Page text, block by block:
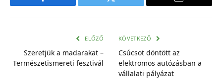
Facebook Twitter
E-
ELŐZŐ
Szeretjük a madarakat –
Természetismereti fesztivál
KÖVETKEZŐ
Csúcsot döntött az
elektromos autózásban a
vállalati pályázat